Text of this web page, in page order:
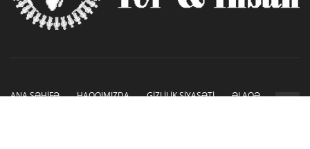
ANA SƏHİFƏ HAQQIMIZDA GİZLİLİK SİYASƏTİ
ƏLAQƏ